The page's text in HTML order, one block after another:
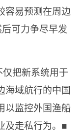
容易预测在周边
可力争尽早发
把新系统用于
海域航行的中国
以监控外国渔船
及走私行为。■